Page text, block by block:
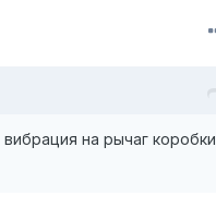
на рычаг коробки